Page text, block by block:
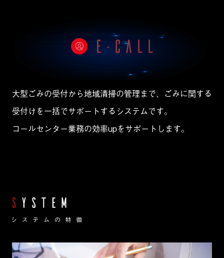
大型ごみの受付から地域清掃の管理まで、ごみに関する
受付けを一括でサポートするシステムです。
コールセンター業務の効率upをサポートします。